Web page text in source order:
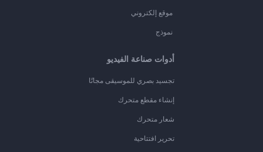
موقع إلكتروني
نموذج
أدوات صناعة الفيديو
تجسيد بصري للموسيقى مجانًا
إنشاء مقطع متحرك
شعار متحرك
تحرير افتتاحية